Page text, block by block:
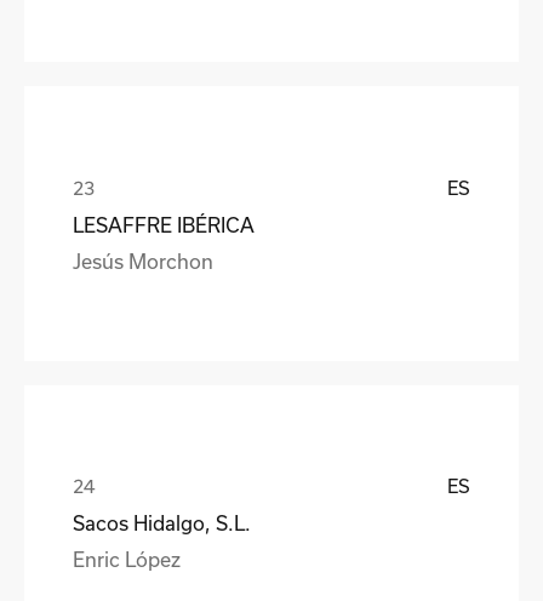
ES
LESAFFRE IBÉRICA
Jesús Morchon
ES
Sacos Hidalgo, S.L.
Enric López